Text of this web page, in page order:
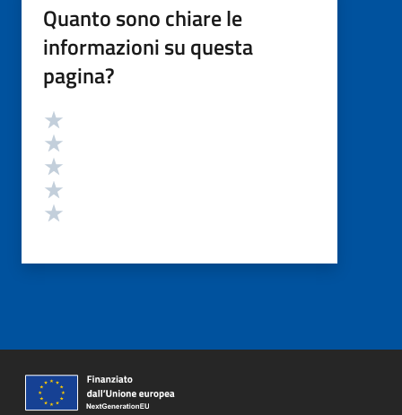
Quanto sono chiare le
informazioni su questa
pagina?
Valutazione